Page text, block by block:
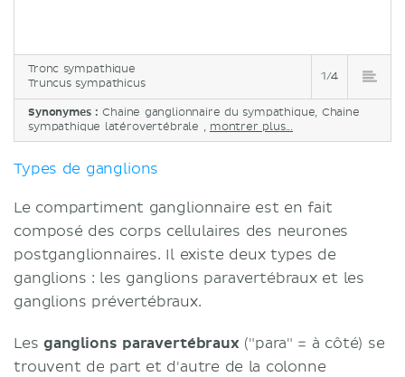
Tronc sympathique
Truncus sympathicus
1/4
Synonymes :Chaine ganglionnaire du sympathique, Chaine
sympathique latérovertébrale , montrer plus...
Types de ganglions
Le compartiment ganglionnaire est en fait
composé des corps cellulaires des neurones
postganglionnaires. Il existe deux types de
ganglions : les ganglions paravertébraux et les
ganglions prévertébraux.
Les ganglions paravertébraux("para" = à côté) se
trouvent de part et d'autre de la colonne